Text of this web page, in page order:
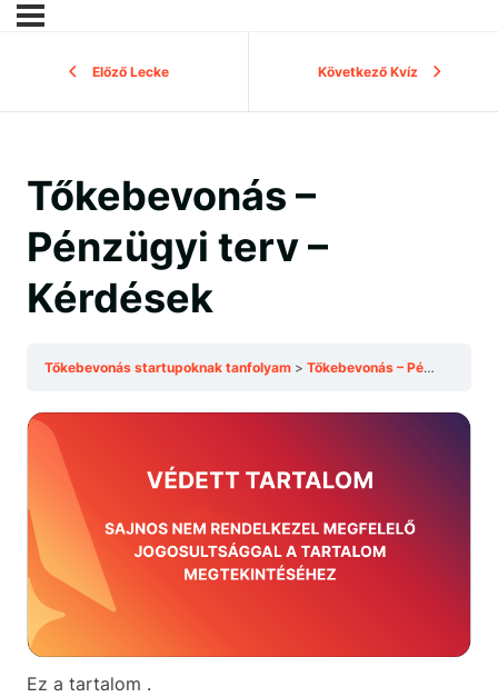
Előző Lecke Következő Kvíz
Tőkebevonás –
Pénzügyi terv –
Kérdések
Tőkebevonás startupoknak tanfolyam Tőkebevonás – Pénzügyi terv – Kérdések
Ez a tartalom .